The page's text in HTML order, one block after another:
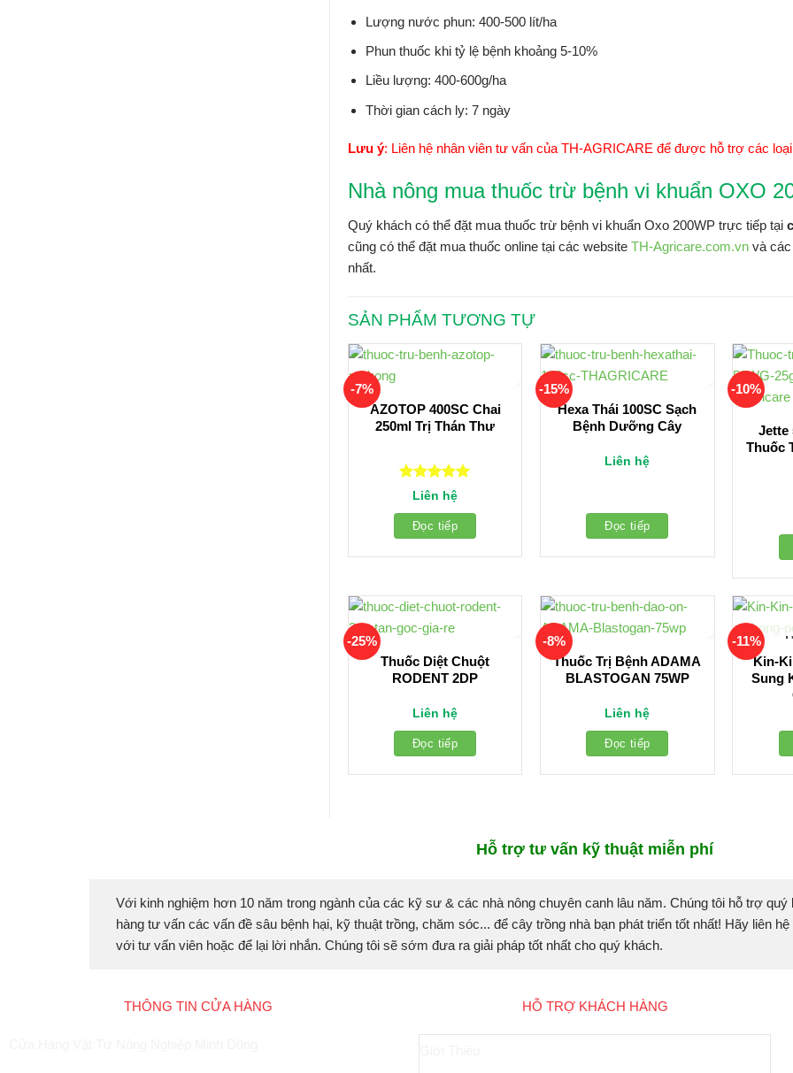
Lượng nước phun: 400-500 lít/ha
Phun thuốc khi tỷ lệ bệnh khoảng 5-10%
Liều lượng: 400-600g/ha
Thời gian cách ly: 7 ngày
Lưu ý: Liên hệ nhân viên tư vấn của TH-AGRICARE để được hỗ trợ các
Nhà nông mua thuốc trừ bệnh vi khuẩn OXO
Quý khách có thể đặt mua thuốc trừ bệnh vi khuẩn Oxo 200WP trực tiếp tại
cũng có thể đặt mua thuốc online tại các website TH-Agricare.com.vn và
nhất.
SẢN PHẨM TƯƠNG TỰ
-7%
AZOTOP 400SC Chai
250ml Trị Thán Thư
Được xếp
5.00
5 sao
Liên hệ
Đọc tiếp
-15%
Hexa Thái 100SC Sạch
Bệnh Dưỡng Cây
Liên hệ
Đọc tiếp
-10%
Jette
Thuốc
-25%
Thuốc Diệt Chuột
RODENT 2DP
Liên hệ
Đọc tiếp
-8%
Thuốc Trị Bệnh ADAMA
BLASTOGAN 75WP
Liên hệ
Đọc tiếp
-11%
Kin-
Sung
Hỗ trợ tư vấn kỹ thuật miễn phí
Với kinh nghiệm hơn 10 năm trong ngành của các kỹ sư & các nhà nông chuyên canh lâu năm. Chúng tôi hỗ trợ quý
hàng tư vấn các vấn đề sâu bệnh hại, kỹ thuật trồng, chăm sóc... để cây trồng nhà bạn phát triển tốt nhất! Hãy liên hệ
với tư vấn viên hoặc để lại lời nhắn. Chúng tôi sẽ sớm đưa ra giải pháp tốt nhất cho quý khách.
THÔNG TIN CỬA HÀNG HỖ TRỢ KHÁCH HÀNG